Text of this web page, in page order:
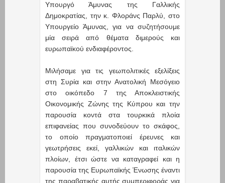
Υπουργό Άμυνας της Γαλλικής
Δημοκρατίας, την κ. Φλοράνς Παρλύ, στο
Υπουργείο Άμυνας, για να συζητήσουμε
μία σειρά από θέματα διμερούς και
ευρωπαϊκού ενδιαφέροντος.
Μιλήσαμε για τις γεωπολιτικές εξελίξεις
στη Συρία και στην Ανατολική Μεσόγειο
στο οικόπεδο 7 της Αποκλειστικής
Οικονομικής Ζώνης της Κύπρου και την
παρουσία κοντά στα τουρκικά πλοία
επιφανείας που συνοδεύουν το σκάφος,
το οποίο πραγματοποιεί έρευνες και
γεωτρήσεις εκεί, γαλλικών και ιταλικών
πλοίων, έτσι ώστε να καταγραφεί και η
παρουσία της Ευρωπαϊκής Ένωσης έναντι
της παραβατικής αυτής συμπεριφοράς για